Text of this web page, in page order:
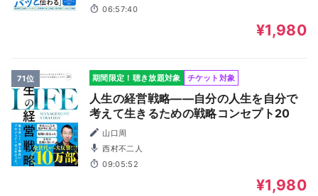
06:57:40
¥1,980
71位 期間限定！聴き放題対象 チケット対象
人生の経営戦略――自分の人生を自分で
考えて生きるための戦略コンセプト20
山口周
西村不二人
09:05:52
¥1,980